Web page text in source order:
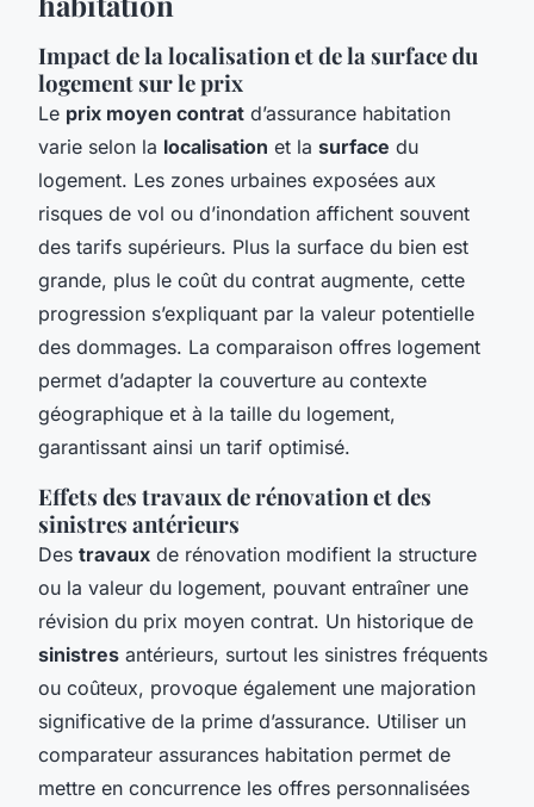
Impact de la localisation et de la surface du
logement sur le prix
Le prix moyen contrat d’assurance habitation
varie selon la localisation et la surface du
logement. Les zones urbaines exposées aux
risques de vol ou d’inondation affichent souvent
des tarifs supérieurs. Plus la surface du bien est
grande, plus le coût du contrat augmente, cette
progression s’expliquant par la valeur potentielle
des dommages. La comparaison offres logement
permet d’adapter la couverture au contexte
géographique et à la taille du logement,
garantissant ainsi un tarif optimisé.
Effets des travaux de rénovation et des
sinistres antérieurs
Des travaux de rénovation modifient la structure
ou la valeur du logement, pouvant entraîner une
révision du prix moyen contrat. Un historique de
sinistres antérieurs, surtout les sinistres fréquents
ou coûteux, provoque également une majoration
significative de la prime d’assurance. Utiliser un
comparateur assurances habitation permet de
mettre en concurrence les offres personnalisées